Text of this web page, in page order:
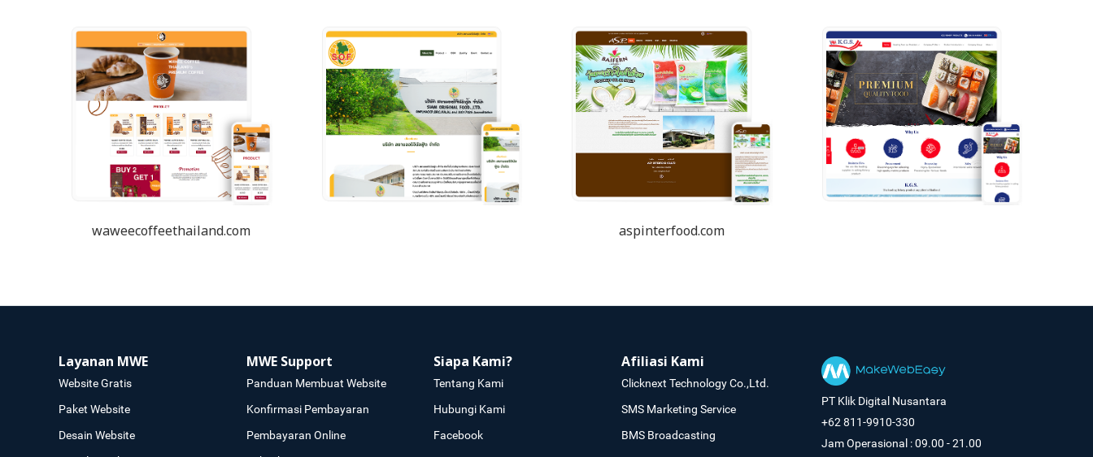
waweecoffeethailand.com aspinterfood.com
Layanan MWE
Website Gratis
Paket Website
Desain Website
MWE Support
Panduan Membuat Website
Konfirmasi Pembayaran
Pembayaran Online
Siapa Kami?
Tentang Kami
Hubungi Kami
Facebook
Afiliasi Kami
Clicknext Technology Co.,Ltd.
SMS Marketing Service
BMS Broadcasting
PT Klik Digital Nusantara
+62 811-9910-330
Jam Operasional : 09.00 - 21.00